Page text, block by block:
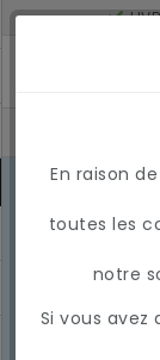
En raison
du marché,
carburant
En raison
toutes les
notre
Si vous avez